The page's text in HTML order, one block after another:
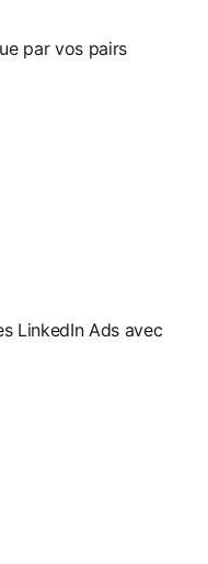
par vos pairs
LinkedIn Ads avec